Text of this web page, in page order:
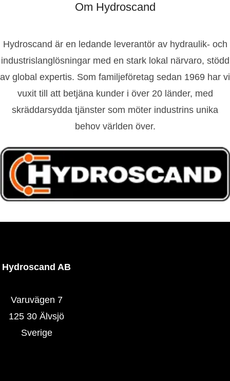
Om Hydroscand
Hydroscand är en ledande leverantör av hydraulik- och
industrislanglösningar med en stark lokal närvaro, stödd
av global expertis. Som familjeföretag sedan 1969 har vi
vuxit till att betjäna kunder i över 20 länder, med
skräddarsydda tjänster som möter industrins unika
behov världen över.
Hydroscand AB
Varuvägen 7
125 30 Älvsjö
Sverige